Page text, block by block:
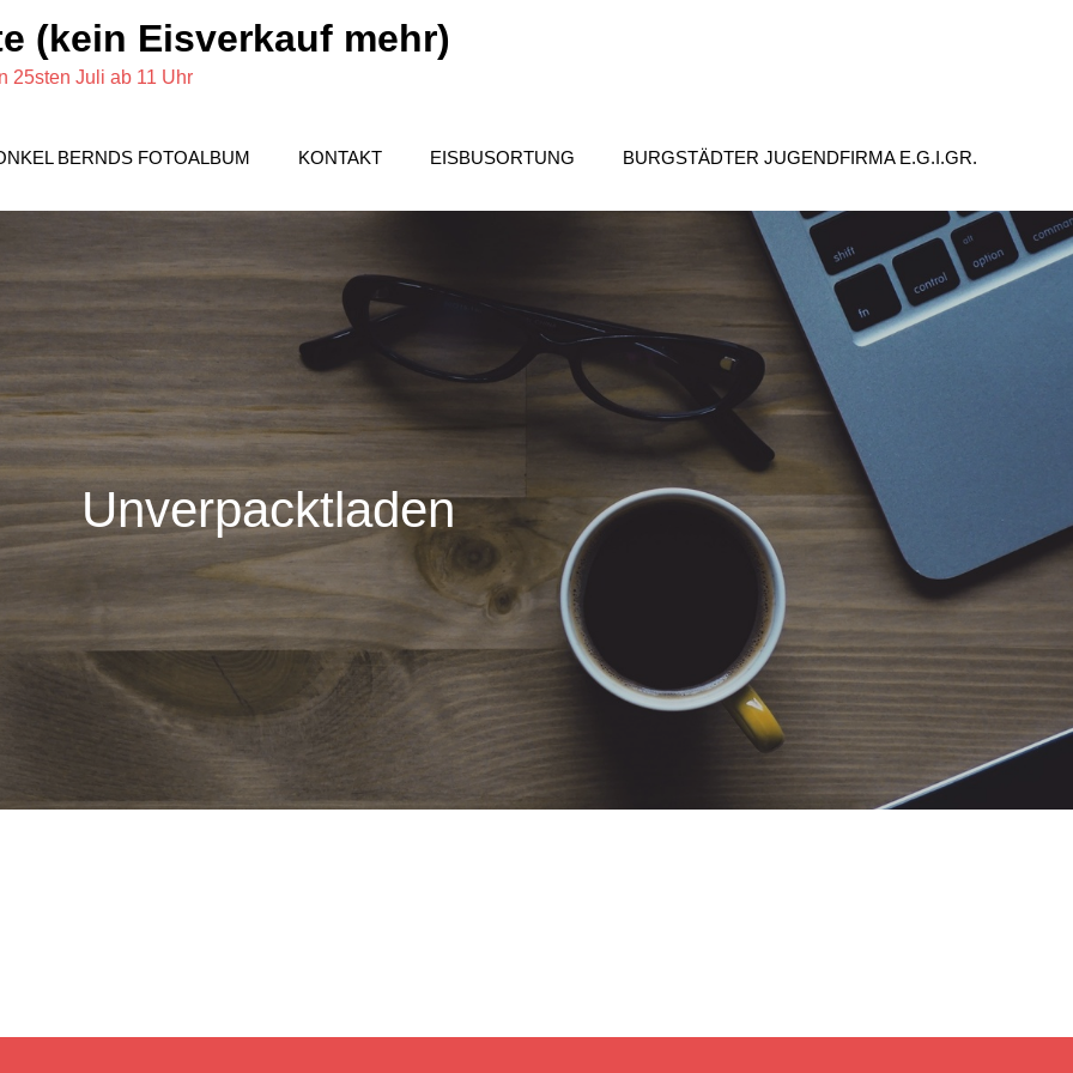
(kein Eisverkauf mehr)
25sten Juli ab 11 Uhr
BERNDS FOTOALBUM KONTAKT EISBUSORTUNG BURGSTÄDTER JUGENDFIRMA E.G.I.GR.
Unverpacktladen